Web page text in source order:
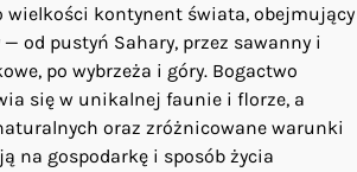
wielkości kontynent świata, obejmujący
od pustyń Sahary, przez sawanny i
po wybrzeża i góry. Bogactwo
się w unikalnej faunie i florze, a
oraz zróżnicowane warunki
na gospodarkę i sposób życia